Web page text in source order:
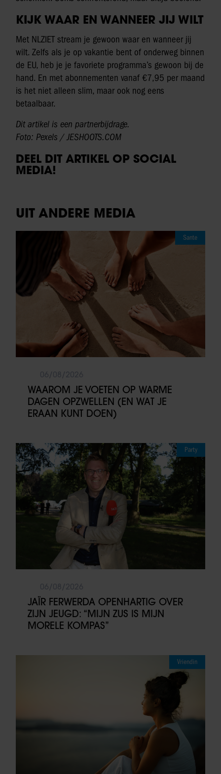
KIJK WAAR EN WANNEER JIJ WILT
Met NLZIET stream je gewoon waar en wanneer jij
wilt. Zelfs als je op vakantie bent of onderweg binnen
de EU, heb je je favoriete programma’s gewoon bij de
hand. En met abonnementen vanaf €7,95 per maand
is het niet alleen slim, maar ook nog eens
betaalbaar.
Dit artikel is een partnerbijdrage.
Foto: Pexels / JESHOOTS.COM
DEEL DIT ARTIKEL OP SOCIAL
MEDIA!
UIT ANDERE MEDIA
Sante
WAAROM JE VOETEN OP WARME
DAGEN OPZWELLEN (EN WAT JE
ERAAN KUNT DOEN)
Party
JAÏR FERWERDA OPENHARTIG OVER
ZIJN JEUGD: “MIJN ZUS IS MIJN
MORELE KOMPAS”
Vriendin